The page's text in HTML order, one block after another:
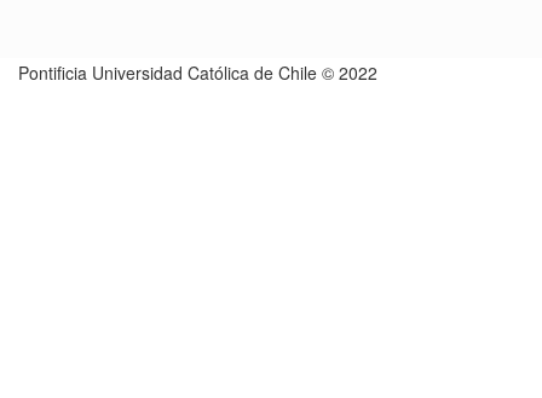
Pontificia Universidad Católica de Chile © 2022